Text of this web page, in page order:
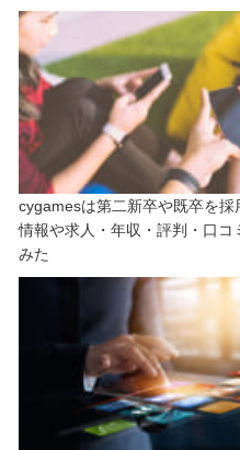
cygamesは第二新卒や既卒を
情報や求人・年収・評判・口コ
みた